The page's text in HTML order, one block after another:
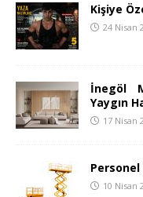
Kişiye
24 Nisan
İnegöl
Yaygın
17 Nisan
10 Nisan